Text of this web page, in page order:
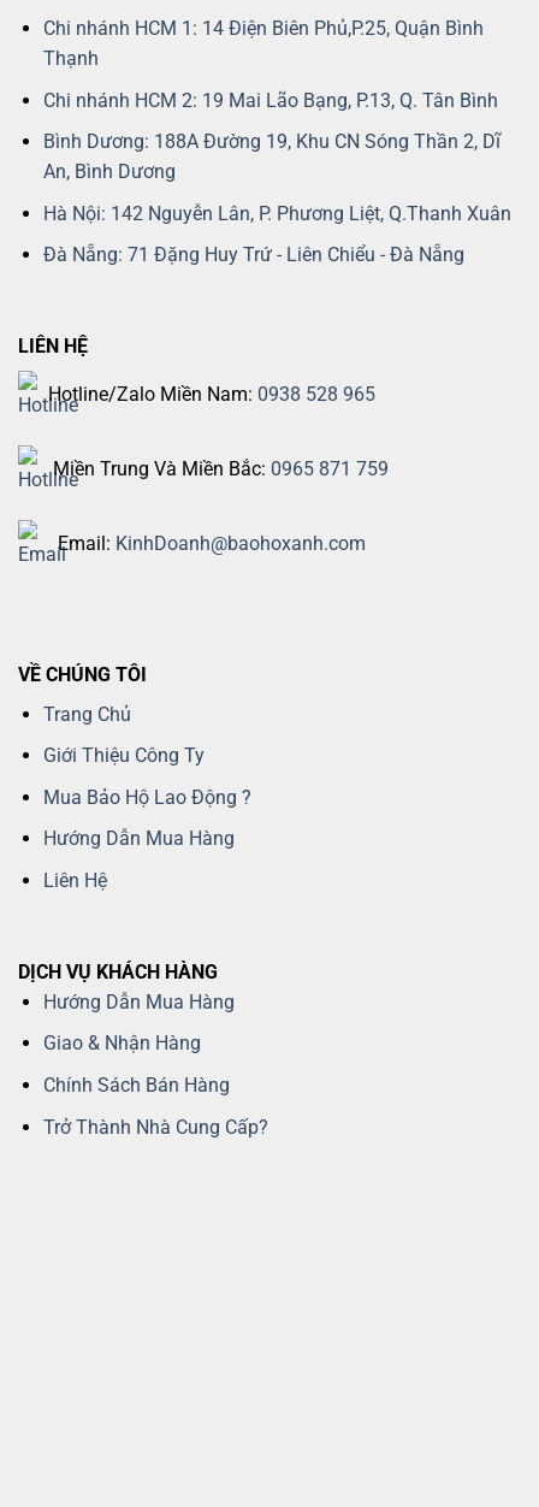
Chi nhánh HCM 1: 14 Điện Biên Phủ,P.25, Quận Bình
Thạnh
Chi nhánh HCM 2: 19 Mai Lão Bạng, P.13, Q. Tân Bình
Bình Dương: 188A Đường 19, Khu CN Sóng Thần 2, Dĩ
An, Bình Dương
Hà Nội: 142 Nguyễn Lân, P. Phương Liệt, Q.Thanh Xuân
Đà Nẵng: 71 Đặng Huy Trứ - Liên Chiểu - Đà Nẵng
LIÊN HỆ
Hotline/Zalo Miền Nam: 0938 528 965
Miền Trung Và Miền Bắc: 0965 871 759
Email: KinhDoanh@baohoxanh.com
VỀ CHÚNG TÔI
Trang Chủ
Giới Thiệu Công Ty
Mua Bảo Hộ Lao Động ?
Hướng Dẫn Mua Hàng
Liên Hệ
DỊCH VỤ KHÁCH HÀNG
Hướng Dẫn Mua Hàng
Giao & Nhận Hàng
Chính Sách Bán Hàng
Trở Thành Nhà Cung Cấp?